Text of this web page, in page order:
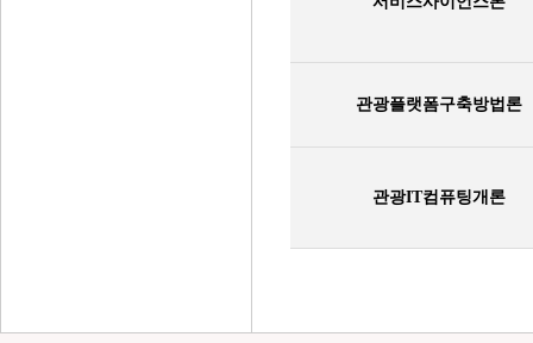
관광플랫폼구축방법론
관광IT컴퓨팅개론